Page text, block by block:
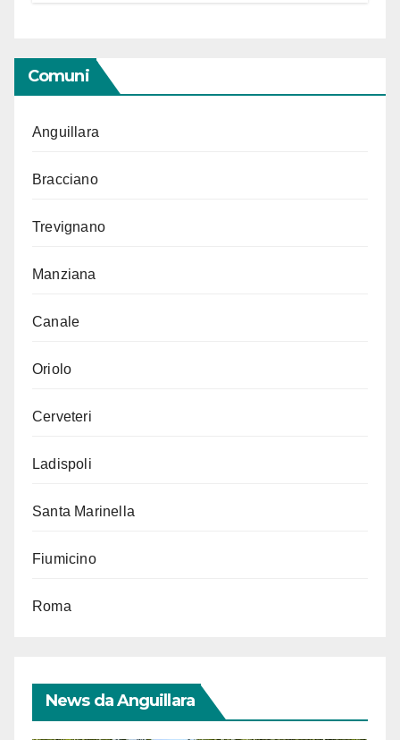
Comuni
Anguillara
Bracciano
Trevignano
Manziana
Canale
Oriolo
Cerveteri
Ladispoli
Santa Marinella
Fiumicino
Roma
News da Anguillara